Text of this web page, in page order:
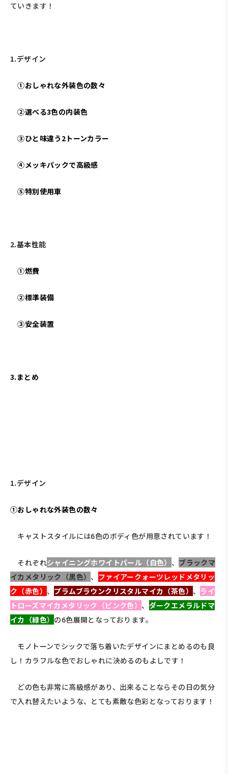
ていきます！
1.デザイン
①おしゃれな外装色の数々
②選べる3色の内装色
③ひと味違う2トーンカラー
④メッキパックで高級感
⑤特別使用車
2.基本性能
①燃費
②標準装備
③安全装置
3.まとめ
1.デザイン
①おしゃれな外装色の数々
キャストスタイルには6色のボディ色が用意されています！
それぞれシャイニングホワイトパール（白色） 、 ブラックマ
イカメタリック（黒色） 、 ファイアークォーツレッドメタリッ
ク（赤色） 、 プラムブラウンクリスタルマイカ（茶色） 、 ライ
トローズマイカメタリック（ピンク色） 、 ダークエメラルドマ
イカ（緑色） の6色展開となっております。
モノトーンでシックで落ち着いたデザインにまとめるのも良
し！カラフルな色でおしゃれに決めるのもよしです！
どの色も非常に高級感があり、出来ることならその日の気分
で入れ替えたいような、とても素敵な色彩となっております！